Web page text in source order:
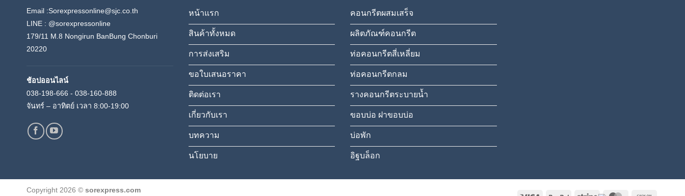
Email :Sorexpressonline@sjc.co.th
LINE : @sorexpressonline
179/11 M.8 Nongirun BanBung Chonburi
20220
ช้อปออนไลน์
038-198-666 - 038-160-888
จันทร์ – อาทิตย์ เวลา 8:00-19:00
หน้าแรก
สินค้าทั้งหมด
การส่งเสริม
ขอใบเสนอราคา
ติดต่อเรา
เกี่ยวกับเรา
บทความ
นโยบาย
คอนกรีตผสมเสร็จ
ผลิตภัณฑ์คอนกรีต
ท่อคอนกรีตสี่เหลี่ยม
ท่อคอนกรีตกลม
รางคอนกรีตระบายน้ำ
ขอบบ่อ ฝาขอบบ่อ
บ่อพัก
อิฐบล็อก
Copyright 2026 © sorexpress.com